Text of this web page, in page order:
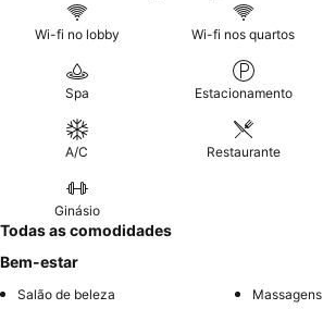
Wi-fi no lobby Wi-fi nos quartos
Spa Estacionamento
A/C Restaurante
Ginásio
Todas as comodidades
Bem-estar
Salão de beleza Massagens